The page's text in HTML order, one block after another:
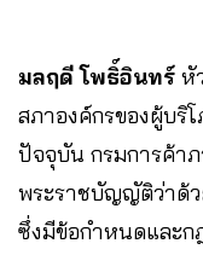
มลฤดี โพธิ์อินทร์ หั
สภาองค์กรของผู้บริ
ปัจจุบัน กรมการค้า
พระราชบัญญัติว่าด้
ซึ่งมีข้อกำหนดและก